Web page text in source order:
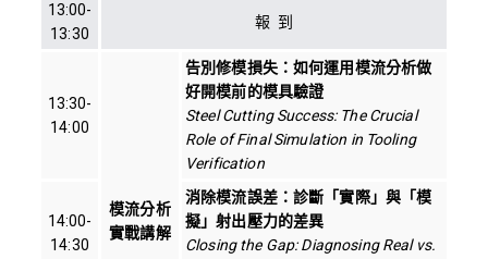
13:00-
13:30
報 到
13:30-
14:00
模流分析
實戰講解
告別修模損失：如何運用模流分析做
好開模前的模具驗證
Steel Cutting Success: The Crucial
Role of Final Simulation in Tooling
Verification
14:00-
14:30
消除模流誤差：診斷「實際」與「模
擬」射出壓力的差異
Closing the Gap: Diagnosing Real vs.